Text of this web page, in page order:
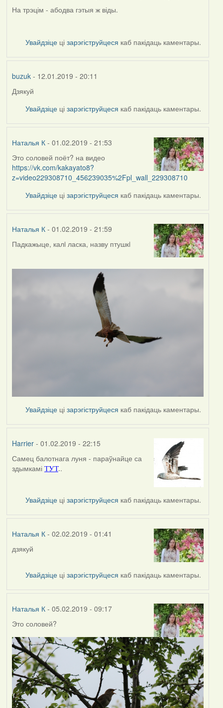
На трэцім - абодва гэтыя ж віды.
Увайдзіце цізарэгіструйцеся каб пакідаць каментары.
buzuk- 12.01.2019 - 20:11
Дзякуй
Увайдзіце цізарэгіструйцеся каб пакідаць каментары.
Наталья К- 01.02.2019 - 21:53
Это соловей поёт? на видео
https://vk.com/kakayato8?
z=video229308710_456239035%2Fpl_wall_229308710
Увайдзіце цізарэгіструйцеся каб пакідаць каментары.
Наталья К- 01.02.2019 - 21:59
Падкажыце, калi ласка, назву птушкi
Увайдзіце цізарэгіструйцеся каб пакідаць каментары.
Harrier- 01.02.2019 - 22:15
In
reply
Наталья
К
Самец балотнага луня - параўнайце са
здымкамі ТУТ..
Увайдзіце цізарэгіструйцеся каб пакідаць каментары.
Наталья К- 02.02.2019 - 01:41
In
Harrier
дзякуй
Увайдзіце цізарэгіструйцеся каб пакідаць каментары.
Наталья К- 05.02.2019 - 09:17
Это соловей?